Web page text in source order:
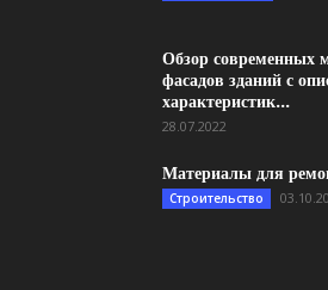
Обзор современных
фасадов зданий с
характеристик...
28.07.2022
Материалы для
Строительство